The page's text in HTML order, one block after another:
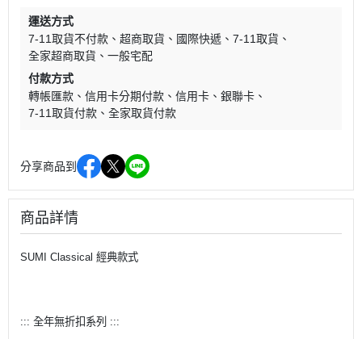
運送方式
7-11取貨不付款
超商取貨 國際快遞
7-11取貨
全家超商取貨
一般宅配
付款方式
轉帳匯款
信用卡分期付款 信用卡
銀聯卡
7-11取貨付款
全家取貨付款
分享商品到
商品詳情
SUMI Classical 經典款式
::: 全年無折扣系列 :::